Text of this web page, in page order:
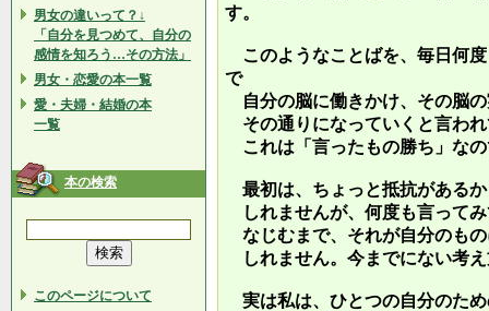
男女の違いって？↓
「自分を見つめて、自分の
感情を知ろう…その方法」
男女・恋愛の本一覧
愛・夫婦・結婚の本
一覧
本の検索
このページについて
す。
このようなことばを、毎日何
で
自分の脳に働きかけ、その脳
その通りになっていくと言わ
これは「言ったもの勝ち」な
最初は、ちょっと抵抗がある
しれませんが、何度も言って
なじむまで、それが自分のも
しれません。今までにない考
実は私は、ひとつの自分のた